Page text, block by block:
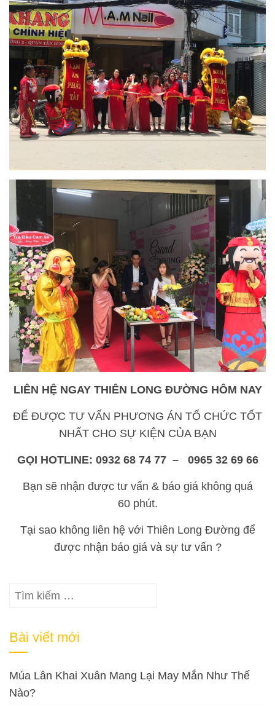
LIÊN HỆ NGAY THIÊN LONG ĐƯỜNG HÔM NAY
ĐỂ ĐƯỢC TƯ VẤN PHƯƠNG ÁN TỔ CHỨC TỐT
NHẤT CHO SỰ KIỆN CỦA BẠN
GỌI HOTLINE: 0932 68 74 77 – 0965 32 69 66
Bạn sẽ nhận được tư vấn & báo giá không quá
60 phút.
Tại sao không liên hệ với Thiên Long Đường để
được nhận báo giá và sự tư vấn ?
Tìm
Bài viết mới
Múa Lân Khai Xuân Mang Lại May Mắn Như Thế
Nào?